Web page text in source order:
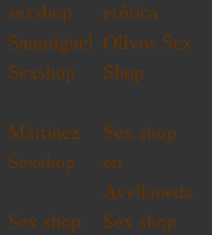
sexshop
erótica
Sanmiguel
Sexshop
Olivos Sex
Shop
Martinez
Sexshop
Sex shop
en
Avellaneda
Sex shop
Sex shop